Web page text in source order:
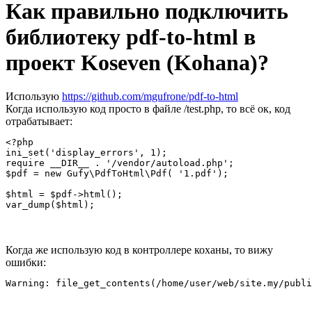
Как правильно подключить
библиотеку pdf-to-html в
проект Koseven (Kohana)?
Использую https://github.com/mgufrone/pdf-to-html
Когда использую код просто в файле /test.php, то всё ок, код
отрабатывает:
<?php
ini_set('display_errors', 1);
require __DIR__ . '/vendor/autoload.php';
$pdf = new Gufy\PdfToHtml\Pdf( '1.pdf');
$html = $pdf->html();
var_dump($html);
Когда же использую код в контроллере коханы, то вижу
ошибки:
Warning: file_get_contents(/home/user/web/site.my/